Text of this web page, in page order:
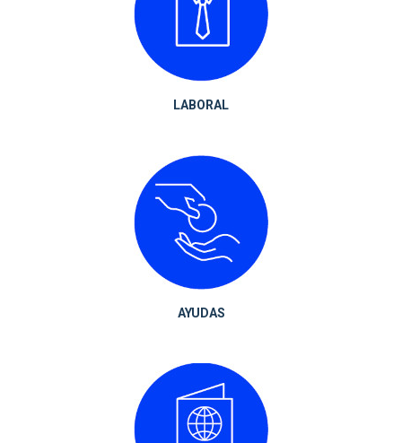
LABORAL
AYUDAS